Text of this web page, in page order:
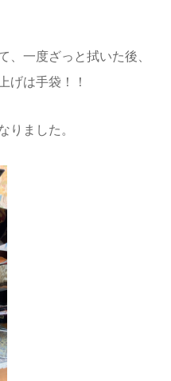
、一度ざっと拭いた後、
げは手袋！！
りました。